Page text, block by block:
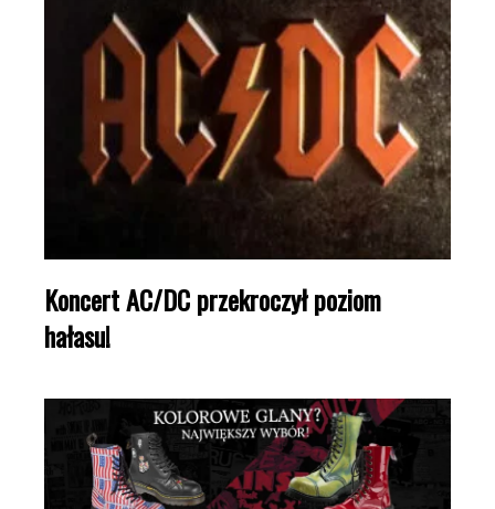
Koncert AC/DC przekroczył poziom
hałasu!